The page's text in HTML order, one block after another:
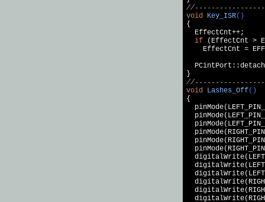
void Key_ISR()
{
  EffectCnt++;
if (EffectCnt >
EffectCnt =
void Lashes_Off()
{